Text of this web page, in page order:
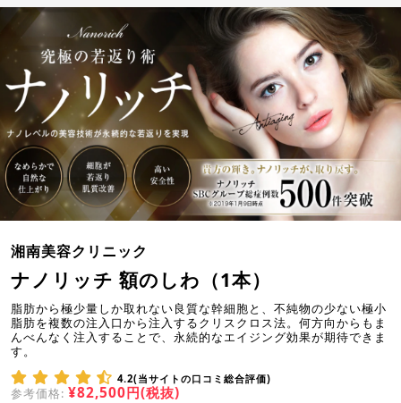
湘南美容クリニック
ナノリッチ 額のしわ（1本）
脂肪から極少量しか取れない良質な幹細胞と、不純物の少ない極小
脂肪を複数の注入口から注入するクリスクロス法。何方向からもま
んべんなく注入することで、永続的なエイジング効果が期待できま
す。
4.2(当サイトの口コミ総合評価)
参考価格: ¥82,500円(税抜)